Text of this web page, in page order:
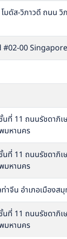
มดัส-วิภาวดี ถนน วิ
00
นที่ 11 ถนนรัชดาภิ
มหานคร
นที่ 11 ถนนรัชดาภิ
มหานคร
าจีน อำเภอเมืองส
นที่ 11 ถนนรัชดาภิ
มหานคร